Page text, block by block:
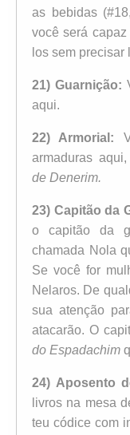
as bebidas
você será
los sem precisar
21) Guarnição:
aqui.
22) Armorial:
armaduras
de Denerim.
23) Capitão da
o capitão da
chamada Nola
Se você for
Nelaros. De
sua atenção
atacarão. O
do Espadachim
24) Aposento
livros na mesa
teu códice com